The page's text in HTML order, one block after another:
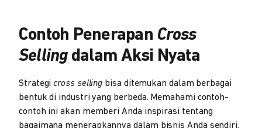
Contoh Penerapan Cross
Sellingdalam Aksi Nyata
Strategicross selling bisa ditemukan dalam berbagai
bentuk di industri yang berbeda. Memahami contoh-
contoh ini akan memberi Anda inspirasi tentang
bagaimana menerapkannya dalam bisnis Anda sendiri.